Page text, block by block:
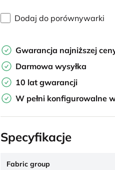
Dodaj do porównywarki
Gwarancja najniższej
Darmowa wysyłka
10 lat gwarancji
W pełni konfigurowalne
Specyfikacje
Fabric group